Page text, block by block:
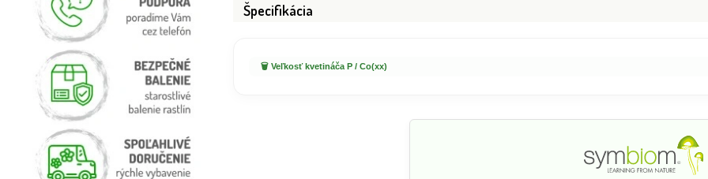
Špecifikácia
🗑️ Veľkosť kvetináča P / Co(xx)